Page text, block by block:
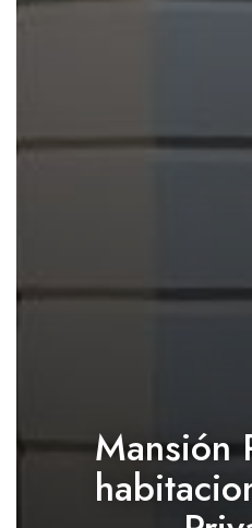
Mansión